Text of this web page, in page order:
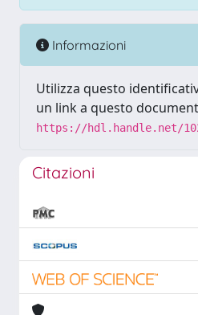
Informazioni
Utilizza questo
un link a questo
https://hdl.handle.net/
Citazioni